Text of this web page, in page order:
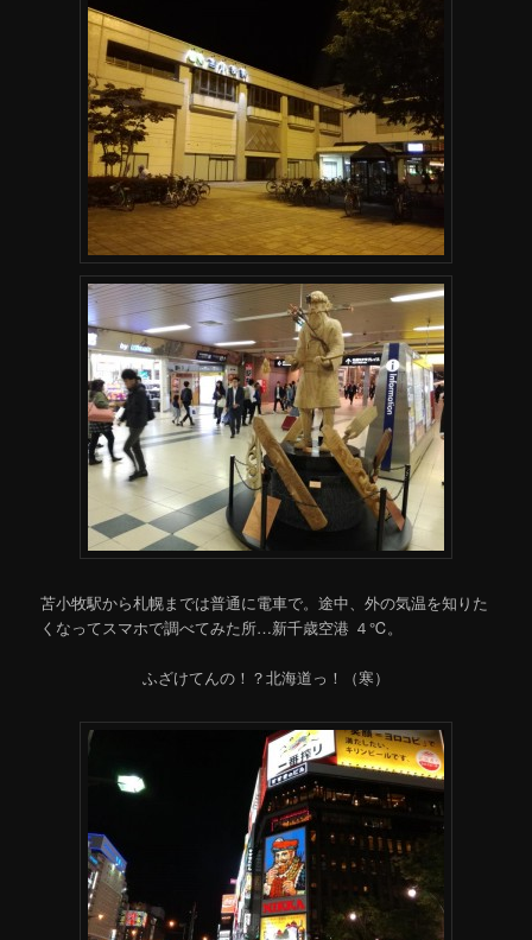
苫小牧駅から札幌までは普通に電車で。途中、外の気温を知りた
くなってスマホで調べてみた所…新千歳空港 ４℃。
ふざけてんの！？北海道っ！（寒）